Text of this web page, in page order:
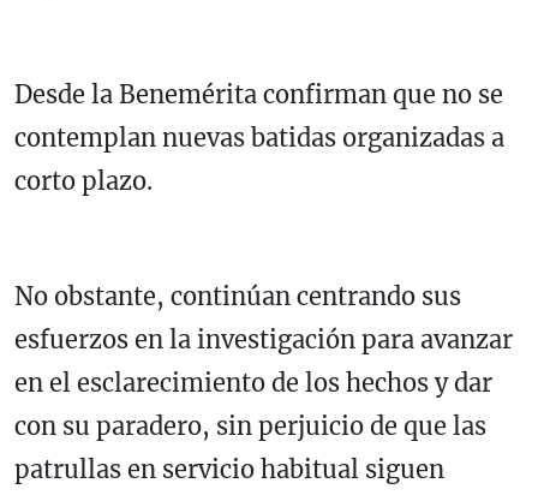
Desde la Benemérita confirman que no se
contemplan nuevas batidas organizadas a
corto plazo.
No obstante, continúan centrando sus
esfuerzos en la investigación para avanzar
en el esclarecimiento de los hechos y dar
con su paradero, sin perjuicio de que las
patrullas en servicio habitual siguen